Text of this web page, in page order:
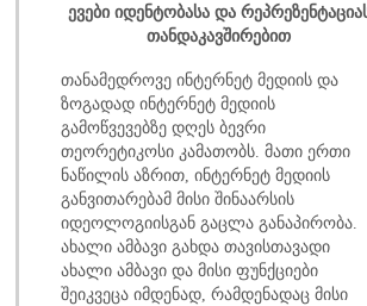
ევები იდენტობასა და
თანდაკავშირებით
თანამედროვე ინტერნეტ მედიის და
ზოგადად ინტერნეტ მედიის
გამოწვევებზე დღეს ბევრი
თეორეტიკოსი კამათობს. მათი ერთი
ნაწილის აზრით, ინტერნეტ მედიის
განვითარებამ მისი შინაარსის
იდეოლოგიისგან გაცლა განაპირობა.
ახალი ამბავი გახდა თავისთავადი
ახალი ამბავი და მისი ფუნქციები
შეიკვეცა იმდენად, რამდენადაც მისი